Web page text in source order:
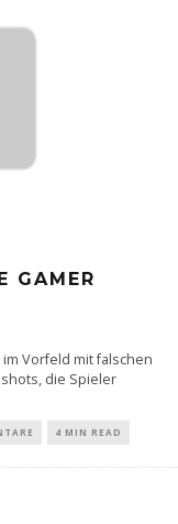
GAMER
Vorfeld mit falschen
die Spieler
4 MIN READ